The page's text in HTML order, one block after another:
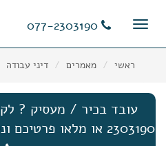
Toggle
ראשי מאמרים דיני עבודה
2303190 או מלאו פרטיכם וניצור עמכם קשר בהקדם: